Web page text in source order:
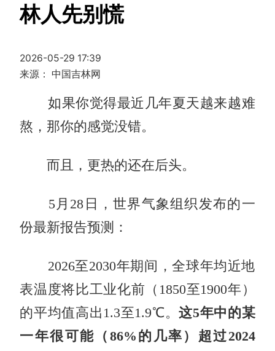
林人先别慌
2026-05-29 17:39
来源： 中国吉林网
如果你觉得最近几年夏天越来越难
熬，那你的感觉没错。
而且，更热的还在后头。
5月28日，世界气象组织发布的一
份最新报告预测：
2026至2030年期间，全球年均近地
表温度将比工业化前（1850至1900年）
的平均值高出1.3至1.9℃。这5年中的某
一年很可能（86%的几率）超过2024